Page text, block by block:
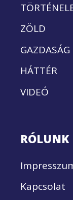
ZÖLD
GAZDASÁG
HÁTTÉR
VIDEÓ
RÓLUNK
Kapcsolat